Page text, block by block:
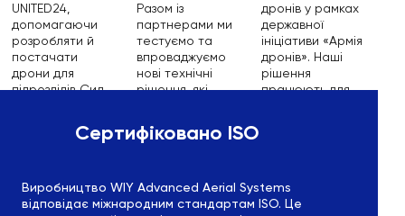
UNITED24,
допомагаючи
розробляти й
постачати
дрони для
підрозділів Сил
дронів у рамках
державної
ініціативи «Армія
дронів». Наші
рішення
працюють для
Разом із
партнерами ми
тестуємо та
впроваджуємо
нові технічні
рішення, які
ть України на
Виробництво WIY Advanced Aerial Systems
відповідає міжнародним стандартам ISO. Це
Сертифіковано ISO